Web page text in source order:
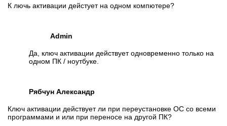
К лючь активации дейстует на одном компютере?
Admin
Да, ключ активации действует одновременно только на
одном ПК / ноутбуке.
Рябчун Александр
Ключ активации действует ли при переустановке ОС со всеми
программами и или при переносе на другой ПК?